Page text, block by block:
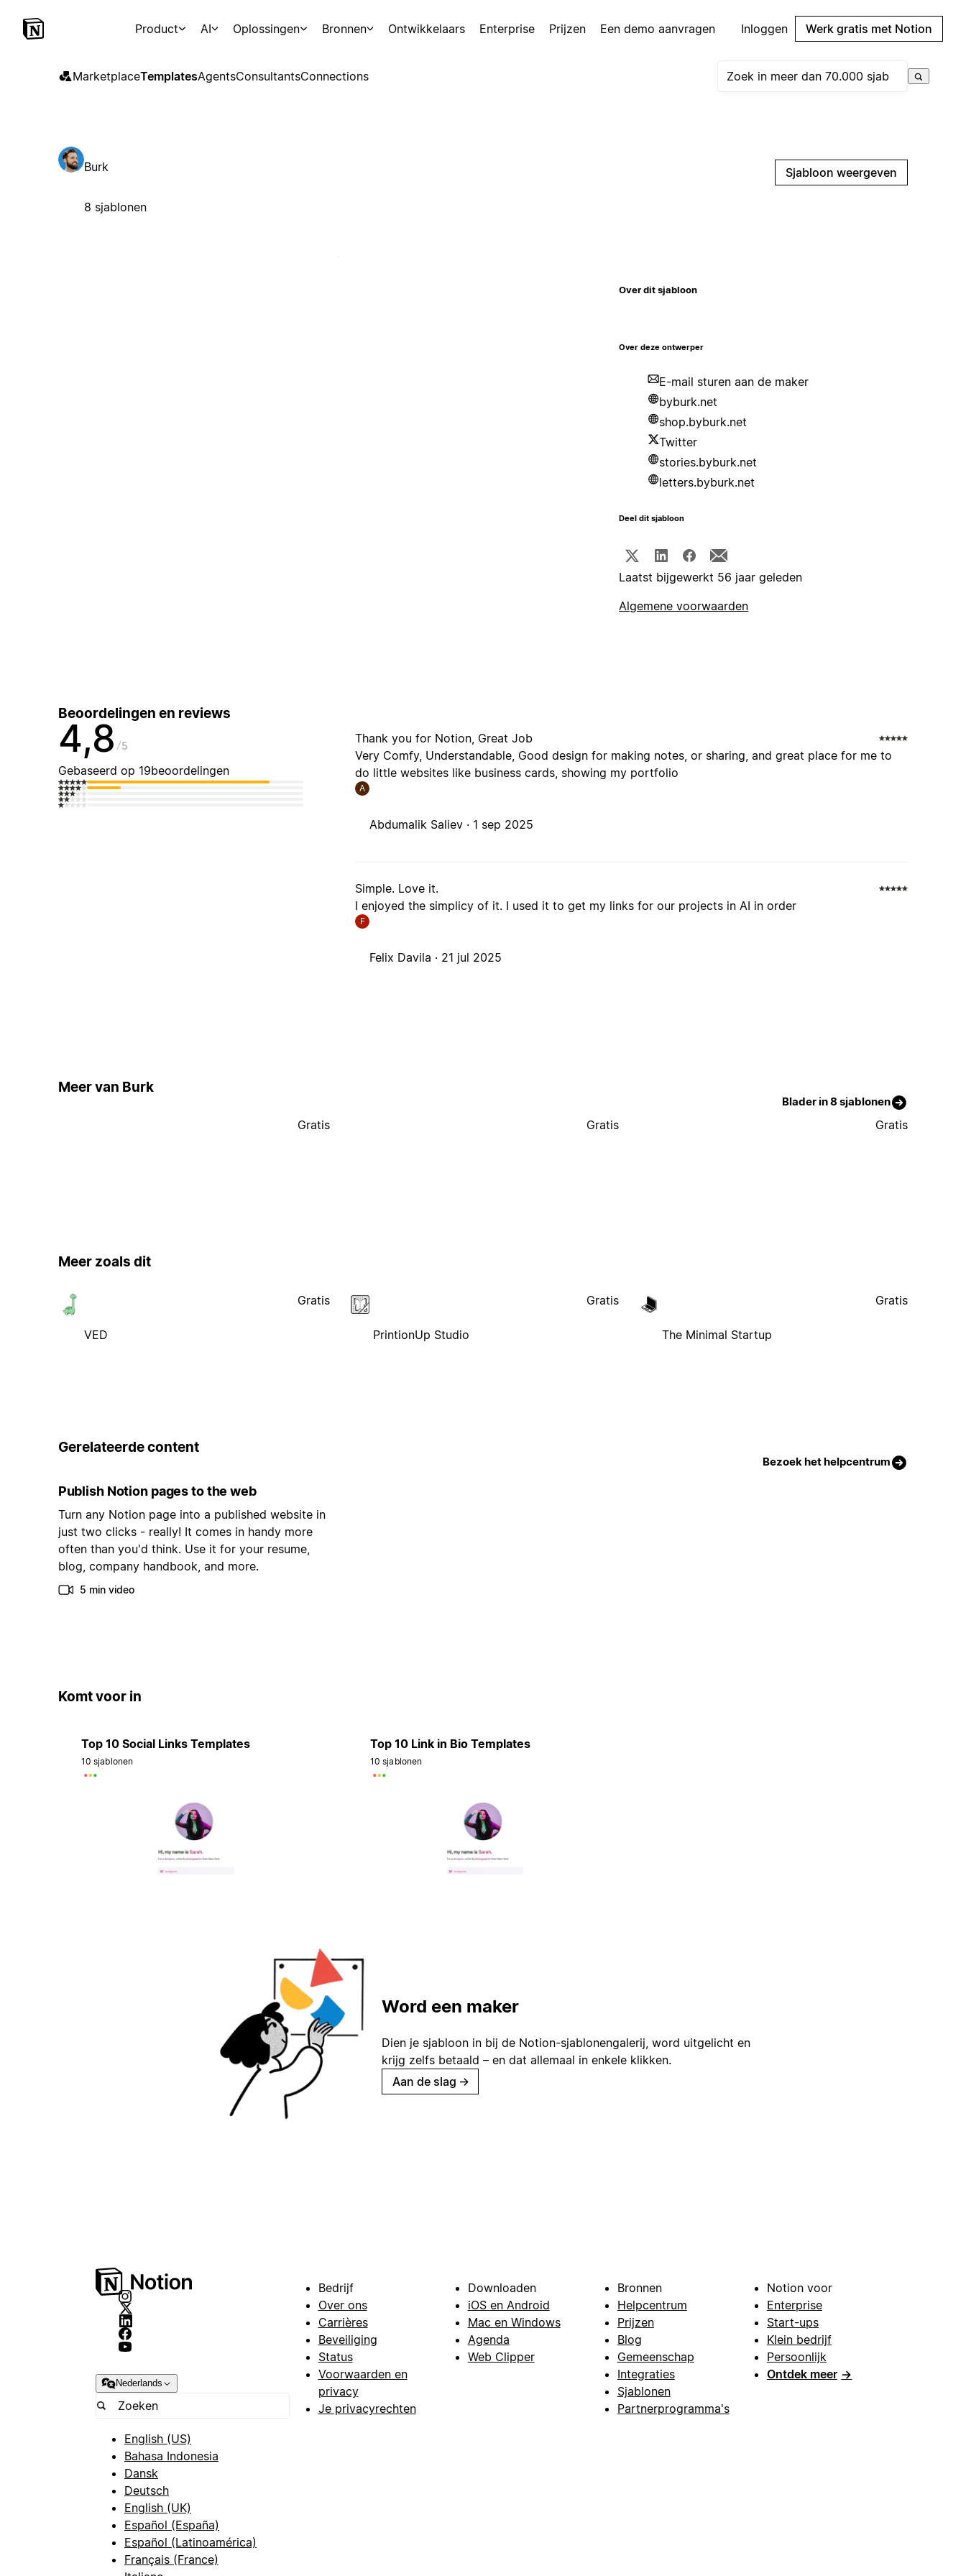
Product AI Oplossingen Bronnen Ontwikkelaars Enterprise Prijzen Een demo aanvragen Inloggen Werk gratis met Notion
MarketplaceTemplatesAgentsConsultantsConnections
Burk
8 sjablonen
Sjabloon weergeven
Over dit sjabloon
Over deze ontwerper
E-mail sturen aan de maker
byburk.net
shop.byburk.net
Twitter
stories.byburk.net
letters.byburk.net
Deel dit sjabloon
Laatst bijgewerkt 56 jaar geleden
Algemene voorwaarden
Beoordelingen en reviews
4,8 5
Gebaseerd op 19beoordelingen
Thank you for Notion, Great Job
Very Comfy, Understandable, Good design for making notes, or sharing, and great place for me to
do little websites like business cards, showing my portfolio
A
Abdumalik Saliev · 1 sep 2025
Simple. Love it.
I enjoyed the simplicy of it. I used it to get my links for our projects in AI in order
F
Felix Davila · 21 jul 2025
Meer van Burk
Blader in 8 sjablonen
Gratis Gratis Gratis
Meer zoals dit
VED
Gratis
PrintionUp Studio
Gratis
The Minimal Startup
Gratis
Gerelateerde content
Bezoek het helpcentrum
Publish Notion pages to the web
Turn any Notion page into a published website in
just two clicks - really! It comes in handy more
often than you'd think. Use it for your resume,
blog, company handbook, and more.
5 min video
Komt voor in
Top 10 Social Links Templates
10 sjablonen
Top 10 Link in Bio Templates
10 sjablonen
Word een maker
Dien je sjabloon in bij de Notion-sjablonengalerij, word uitgelicht en
krijg zelfs betaald – en dat allemaal in enkele klikken.
Aan de slag →
Nederlands
English (US)
Bahasa Indonesia
Dansk
Deutsch
English (UK)
Español (España)
Español (Latinoamérica)
Français (France)
Bedrijf
Over ons
Carrières
Beveiliging
Status
Voorwaarden en
privacy
Je privacyrechten
Downloaden
iOS en Android
Mac en Windows
Agenda
Web Clipper
Bronnen
Helpcentrum
Prijzen
Blog
Gemeenschap
Integraties
Sjablonen
Partnerprogramma's
Notion voor
Enterprise
Start-ups
Klein bedrijf
Persoonlijk
Ontdek meer →